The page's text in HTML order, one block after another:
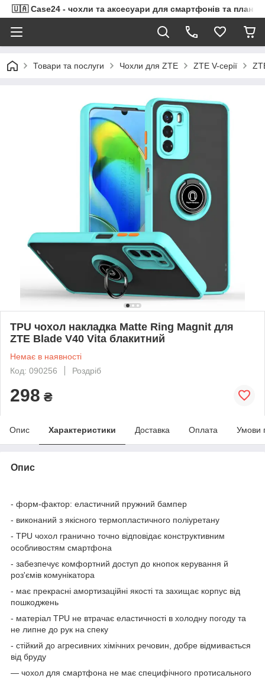
🇺🇦 Case24 - чохли та аксесуари для смартфонів та
Товари та послуги Чохли для ZTE ZTE V-серії
TPU чохол накладка Matte Ring Magnit для
ZTE Blade V40 Vita блакитний
Немає в наявності
Код: 090256
Роздріб
298 ₴
Опис Характеристики Доставка Оплата Умови
Опис
- форм-фактор: еластичний пружний бампер
- виконаний з якісного термопластичного поліуретану
- TPU чохол гранично точно відповідає конструктивним
особливостям смартфона
- забезпечує комфортний доступ до кнопок керування й
роз'ємів комунікатора
- має прекрасні амортизаційні якості та захищає корпус від
пошкоджень
- матеріал TPU не втрачає еластичності в холодну погоду та
не липне до рук на спеку
- стійкий до агресивних хімічних речовин, добре відмивається
від бруду
— чохол для смартфона не має специфічного протисального